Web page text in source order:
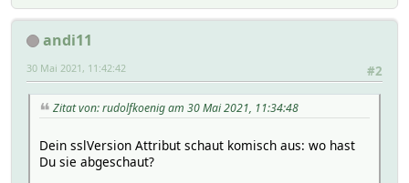
context reading
header
num unknown
retryCount 0
type update
Attributes:
DbLogExclude .*
andi11
#2
30 Mai 2021, 11:42:42
Zitat von: rudolfkoenig am 30 Mai 2021, 11:34:48
Dein sslVersion Attribut schaut komisch aus: wo hast
Du sie abgeschaut?